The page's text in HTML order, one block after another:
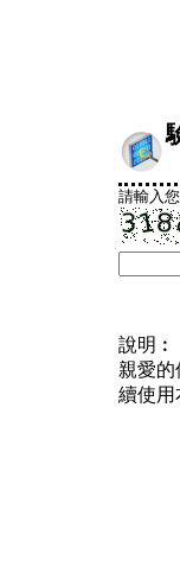
請輸入
說明︰
親愛
續使用